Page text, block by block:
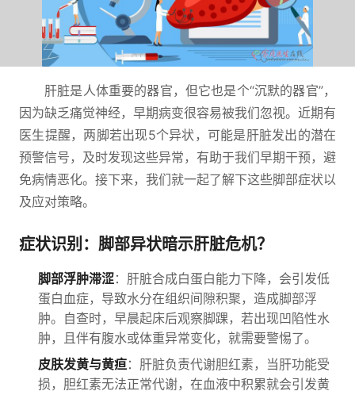
肝脏是人体重要的器官，但它也是个“沉默的器官”，
因为缺乏痛觉神经，早期病变很容易被我们忽视。近期有
医生提醒，两脚若出现5个异状，可能是肝脏发出的潜在
预警信号，及时发现这些异常，有助于我们早期干预，避
免病情恶化。接下来，我们就一起了解下这些脚部症状以
及应对策略。
症状识别：脚部异状暗示肝脏危机？
脚部浮肿滞涩：肝脏合成白蛋白能力下降，会引发低
蛋白血症，导致水分在组织间隙积聚，造成脚部浮
肿。自查时，早晨起床后观察脚踝，若出现凹陷性水
肿，且伴有腹水或体重异常变化，就需要警惕了。
皮肤发黄与黄疸：肝脏负责代谢胆红素，当肝功能受
损，胆红素无法正常代谢，在血液中积累就会引发黄